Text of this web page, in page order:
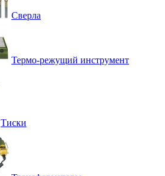
Сверла
Термо-режущий инструмент
Тиски